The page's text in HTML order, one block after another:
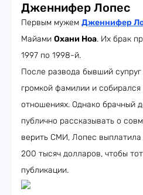
Дженнифер Лопес
Первым мужем Дженнифер
Майами Охани Ноа. Их брак
1997 по 1998-й.
После развода бывший
громкой фамилии и собирался
отношениях. Однако брачный
публично рассказывать о
верить СМИ, Лопес
200 тысяч долларов, чтобы
публикации.